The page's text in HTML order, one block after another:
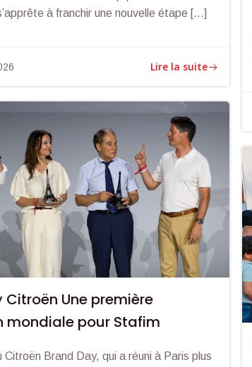
à franchir une nouvelle étape […]
Lire la suite
Une première
mondiale pour Stafim
Citroën Brand Day, qui a réuni à Paris plus